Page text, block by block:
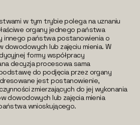
w tym trybie polega na uznaniu
organy jednego państwa
innego państwa postanowienia o
dowodowych lub zajęciu mienia. W
formy współpracy
decyzja procesowa sama
do podjęcia przez organy
jest postanowienie,
zmierzających do jej wykonania
dowodowych lub zajęcia mienia
wnioskującego.